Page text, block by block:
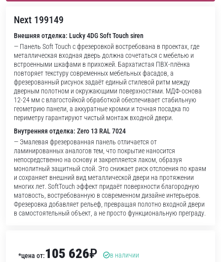
Next 199149
Внешняя отделка: Lucky 4DG Soft Touch siren
— Панель Soft Touch с фрезеровкой востребована в проектах, где
металлическая входная дверь должна сочетаться с мебелью и
встроенными шкафами в прихожей. Бархатистая ПВХ-плёнка
повторяет текстуру современных мебельных фасадов, а
фрезерованный рисунок задаёт единый стилевой ритм между
дверным полотном и окружающими поверхностями. МДФ-основа
12-24 мм с влагостойкой обработкой обеспечивает стабильную
геометрию панели, а аккуратные кромки и точная посадка по
периметру гарантируют чистый монтаж входной двери.
Внутренняя отделка: Zero 13 RAL 7024
— Эмалевая фрезерованная панель отличается от
ламинированных аналогов тем, что покрытие наносится
непосредственно на основу и закрепляется лаком, образуя
монолитный защитный слой. Это снижает риск отслоения по краям
и сохраняет внешний вид металлической двери на протяжении
многих лет. SoftTouch эффект придаёт поверхности благородную
матовость, востребованную в современном дизайне интерьеров.
Фрезеровка добавляет рельеф, превращая полотно входной двери
в самостоятельный объект, а не просто функциональную преграду.
*цена от:105 626₽ в наличии